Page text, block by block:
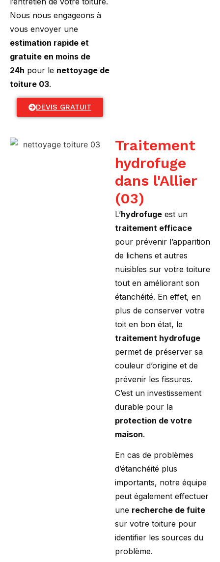
Nous nous engageons à
vous envoyer une
estimation rapide et
gratuite en moins de
24h pour le nettoyage de
toiture 03.
DEVIS GRATUIT
Traitement
hydrofuge
dans l'Allier
(03)
L’hydrofuge est un
traitement efficace
pour prévenir l’apparition
de lichens et autres
nuisibles sur votre toiture
tout en améliorant son
étanchéité. En effet, en
plus de conserver votre
toit en bon état, le
traitement hydrofuge
permet de préserver sa
couleur d’origine et de
prévenir les fissures.
C’est un investissement
durable pour la
protection de votre
maison.
En cas de problèmes
d’étanchéité plus
importants, notre équipe
peut également effectuer
une recherche de fuite
sur votre toiture pour
identifier les sources du
problème.